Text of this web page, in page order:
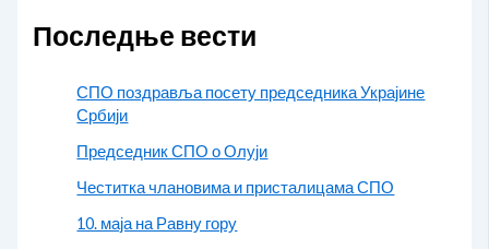
Последње вести
СПО поздравља посету председника Украјине
Србији
Председник СПО о Олуји
Честитка члановима и присталицама СПО
10. маја на Равну гору